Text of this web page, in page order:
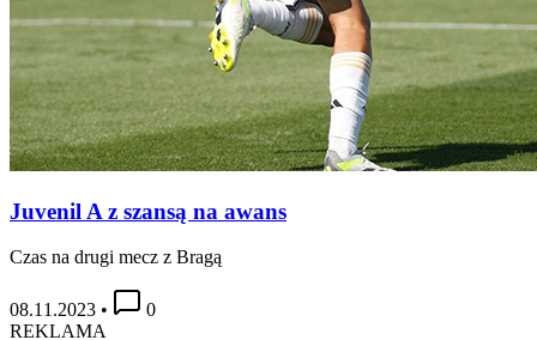
Juvenil A z szansą na awans
Czas na drugi mecz z Bragą
08.11.2023 •
0
REKLAMA